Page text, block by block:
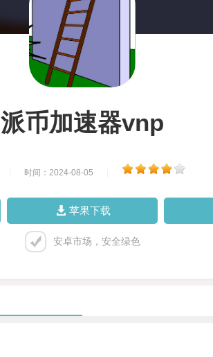
派币加速器vnp
时间：2024-08-05
苹果下载
安卓市场，安全绿色